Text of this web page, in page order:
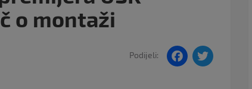
o montaži
Podijeli:
F